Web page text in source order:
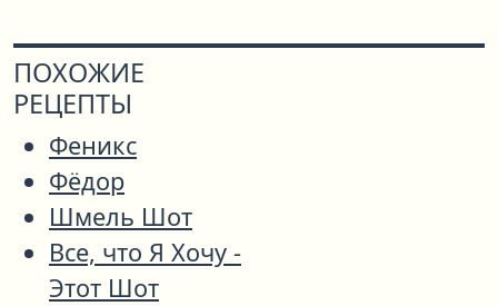
ПОХОЖИЕ
РЕЦЕПТЫ
Феникс
Фёдор
Шмель Шот
Все, что Я Хочу -
Этот Шот